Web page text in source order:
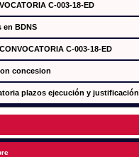
C-003-18-ED
en BDNS
C-003-18-ED
concesion
plazos ejecución y justificación